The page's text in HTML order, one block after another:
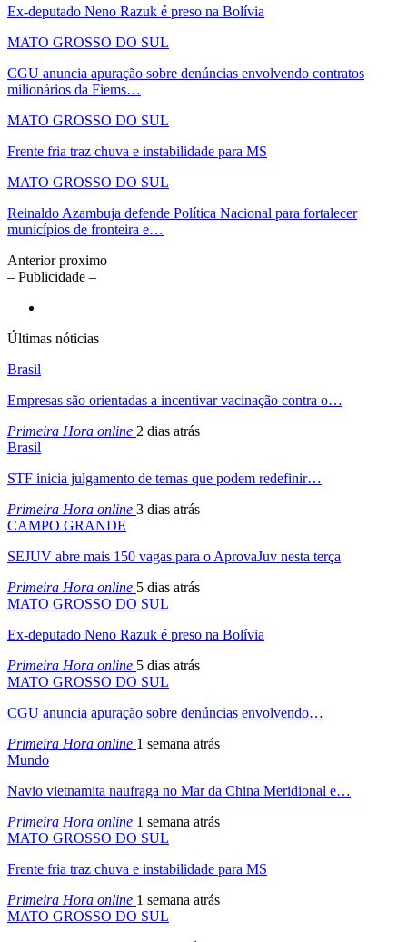
Ex-deputado Neno Razuk é preso na Bolívia
MATO GROSSO DO SUL
CGU anuncia apuração sobre denúncias envolvendo contratos
milionários da Fiems…
MATO GROSSO DO SUL
Frente fria traz chuva e instabilidade para MS
MATO GROSSO DO SUL
Reinaldo Azambuja defende Política Nacional para fortalecer
municípios de fronteira e…
Anteriorproximo
– Publicidade –
Últimas nóticias
Brasil
Empresas são orientadas a incentivar vacinação contra o…
Primeira Hora online 2 dias atrás
Brasil
STF inicia julgamento de temas que podem redefinir…
Primeira Hora online 3 dias atrás
CAMPO GRANDE
SEJUV abre mais 150 vagas para o AprovaJuv nesta terça
Primeira Hora online 5 dias atrás
MATO GROSSO DO SUL
Ex-deputado Neno Razuk é preso na Bolívia
Primeira Hora online 5 dias atrás
MATO GROSSO DO SUL
CGU anuncia apuração sobre denúncias envolvendo…
Primeira Hora online 1 semana atrás
Mundo
Navio vietnamita naufraga no Mar da China Meridional e…
Primeira Hora online 1 semana atrás
MATO GROSSO DO SUL
Frente fria traz chuva e instabilidade para MS
Primeira Hora online 1 semana atrás
MATO GROSSO DO SUL